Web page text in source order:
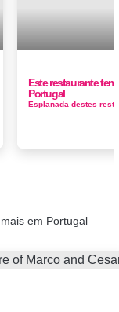
Este restaurante
Portugal
em Portugal